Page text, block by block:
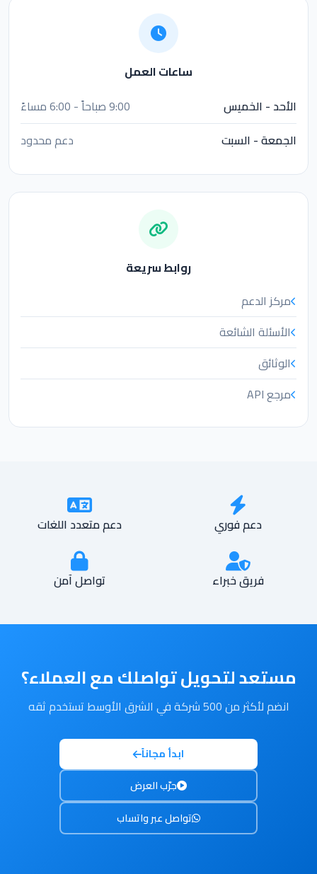
ساعات العمل
الأحد - الخميس
9:00 صباحاً - 6:00 مساءً
الجمعة - السبت
دعم محدود
روابط سريعة
مركز الدعم
الأسئلة الشائعة
الوثائق
مرجع API
دعم فوري دعم متعدد اللغات
فريق خبراء تواصل آمن
مستعد لتحويل تواصلك مع العملاء؟
انضم لأكثر من 500 شركة في الشرق الأوسط تستخدم ثقه
ابدأ مجاناً
جرّب العرض
تواصل عبر واتساب